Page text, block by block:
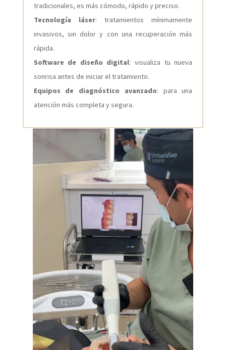
tradicionales, es más cómodo, rápido y preciso.
Tecnología láser: tratamientos mínimamente
invasivos, sin dolor y con una recuperación más
rápida.
Software de diseño digital: visualiza tu nueva
sonrisa antes de iniciar el tratamiento.
Equipos de diagnóstico avanzado: para una
atención más completa y segura.